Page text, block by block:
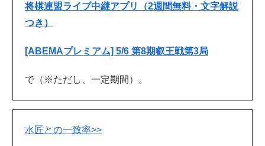
将棋連盟ライブ中継アプリ（2週間無料・文字解説
つき）
[ABEMAプレミアム] 5/6 第8期叡王戦第3局
で（※ただし、一定期間）。
水匠との一致率>>